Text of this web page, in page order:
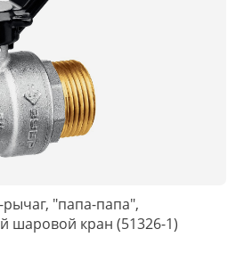
″папа-папа″,
шаровой кран (51326-1)